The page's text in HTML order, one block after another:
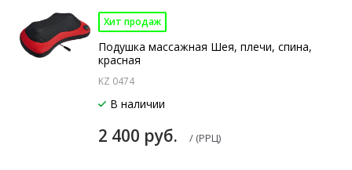
Хит продаж
Подушка массажная Шея, плечи, спина,
красная
KZ 0474
В наличии
2 400 руб. / (РРЦ)